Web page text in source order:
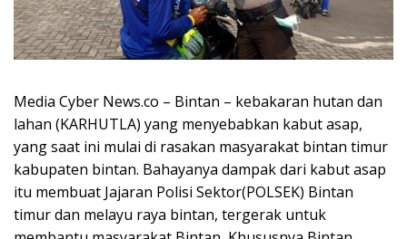
Media Cyber News.co – Bintan – kebakaran hutan dan
lahan (KARHUTLA) yang menyebabkan kabut asap,
yang saat ini mulai di rasakan masyarakat bintan timur
kabupaten bintan. Bahayanya dampak dari kabut asap
itu membuat Jajaran Polisi Sektor(POLSEK) Bintan
timur dan melayu raya bintan, tergerak untuk